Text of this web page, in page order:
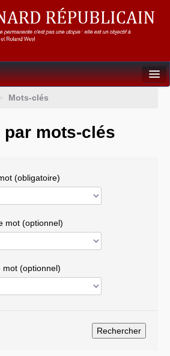
& mondialisation
contrôle
> Mots-clés
par mots-clés
(obligatoire)
mot (optionnel)
mot (optionnel)